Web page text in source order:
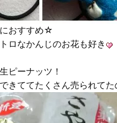
おすすめ☆
ロなかんじのお花も好き
ピーナッツ！
きててたくさん売られてた